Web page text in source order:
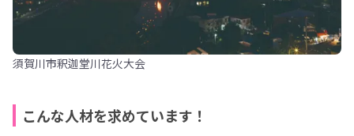
須賀川市釈迦堂川花火大会
こんな人材を求めています！